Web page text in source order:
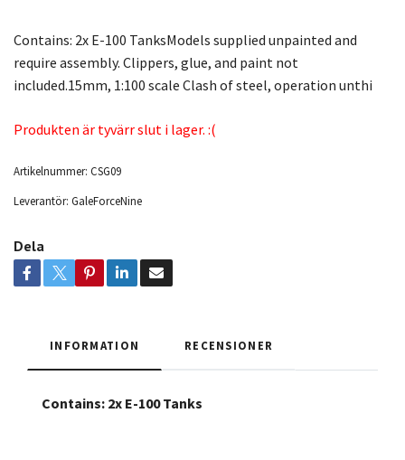
Contains: 2x E-100 TanksModels supplied unpainted and
require assembly. Clippers, glue, and paint not
included.15mm, 1:100 scale Clash of steel, operation unthi
Produkten är tyvärr slut i lager. :(
Artikelnummer: CSG09
Leverantör: GaleForceNine
Dela
INFORMATION RECENSIONER
Contains: 2x E-100 Tanks